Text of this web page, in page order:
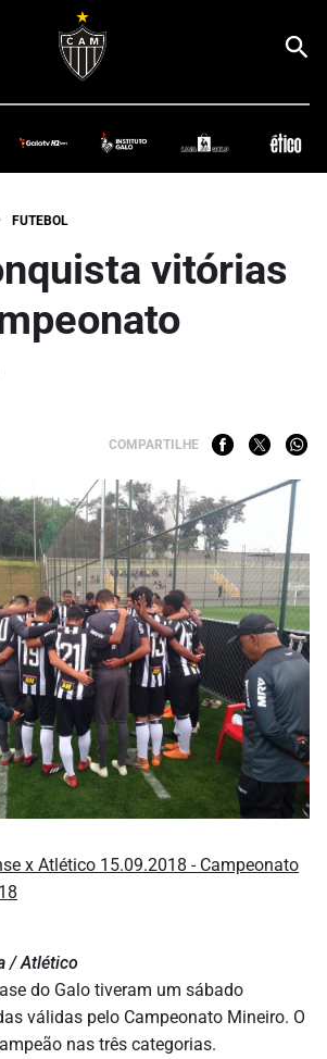
FUTEBOL
vitórias
COMPARTILHE
/ Atlético
do Galo tiveram um sábado
válidas pelo Campeonato Mineiro. O
nas três categorias.